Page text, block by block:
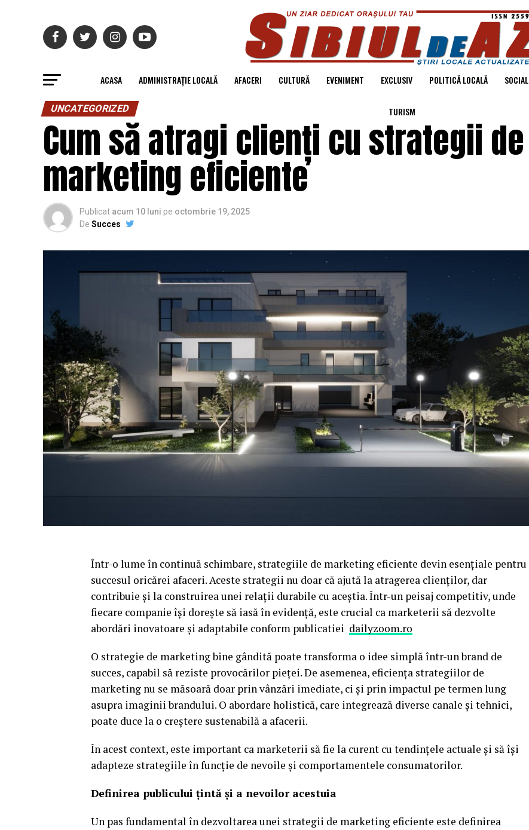
ACASA ADMINISTRAȚIE LOCALĂ AFACERI CULTURĂ EVENIMENT EXCLUSIV POLITICĂ LOCALĂ SOCIAL
TURISM
UNCATEGORIZED
Cum să atragi clienți cu strategii de
marketing eficiente
Publicat acum 10 luni pe octombrie 19, 2025
De Succes
Într-o lume în continuă schimbare, strategiile de marketing eficiente devin esențiale pentru
succesul oricărei afaceri. Aceste strategii nu doar că ajută la atragerea clienților, dar
contribuie și la construirea unei relații durabile cu aceștia. Într-un peisaj competitiv, unde
fiecare companie își dorește să iasă în evidență, este crucial ca marketerii să dezvolte
abordări inovatoare și adaptabile conform publicatiei dailyzoom.ro
O strategie de marketing bine gândită poate transforma o idee simplă într-un brand de
succes, capabil să reziste provocărilor pieței. De asemenea, eficiența strategiilor de
marketing nu se măsoară doar prin vânzări imediate, ci și prin impactul pe termen lung
asupra imaginii brandului. O abordare holistică, care integrează diverse canale și tehnici,
poate duce la o creștere sustenabilă a afacerii.
În acest context, este important ca marketerii să fie la curent cu tendințele actuale și să își
adapteze strategiile în funcție de nevoile și comportamentele consumatorilor.
Definirea publicului țintă și a nevoilor acestuia
Un pas fundamental în dezvoltarea unei strategii de marketing eficiente este definirea